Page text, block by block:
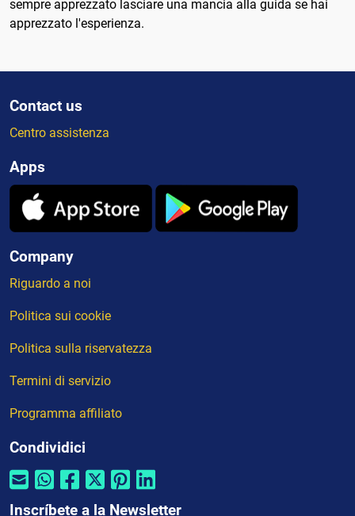
sempre apprezzato lasciare una mancia alla guida se hai
apprezzato l'esperienza.
Contact us
Centro assistenza
Apps
Company
Riguardo a noi
Politica sui cookie
Politica sulla riservatezza
Termini di servizio
Programma affiliato
Condividici
Inscríbete a la Newsletter